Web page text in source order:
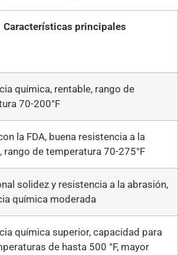
Características principales
química, rentable, rango de
70-200°F
la FDA, buena resistencia a la
rango de temperatura 70-275°F
solidez y resistencia a la abrasión,
química moderada
química superior, capacidad para
de hasta 500 °F, mayor